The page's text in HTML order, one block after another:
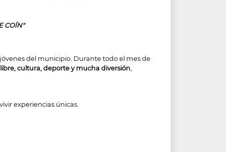
COÍN"
del municipio. Durante todo el mes de
cultura, deporte y mucha diversión,
experiencias únicas.